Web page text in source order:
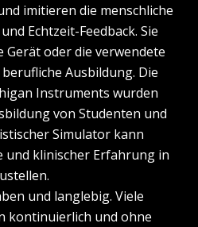
imitieren die menschliche
Echtzeit-Feedback. Sie
oder die verwendete
Ausbildung. Die
Instruments wurden
von Studenten und
Simulator kann
und klinischer Erfahrung in
und langlebig. Viele
kontinuierlich und ohne